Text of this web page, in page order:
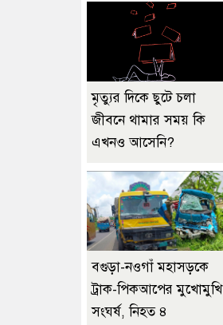
মৃত্যুর দিকে ছুটে চলা
জীবনে থামার সময় কি
এখনও আসেনি?
বগুড়া-নওগাঁ মহাসড়কে
ট্রাক-পিকআপের মুখোমুখি
সংঘর্ষ, নিহত ৪